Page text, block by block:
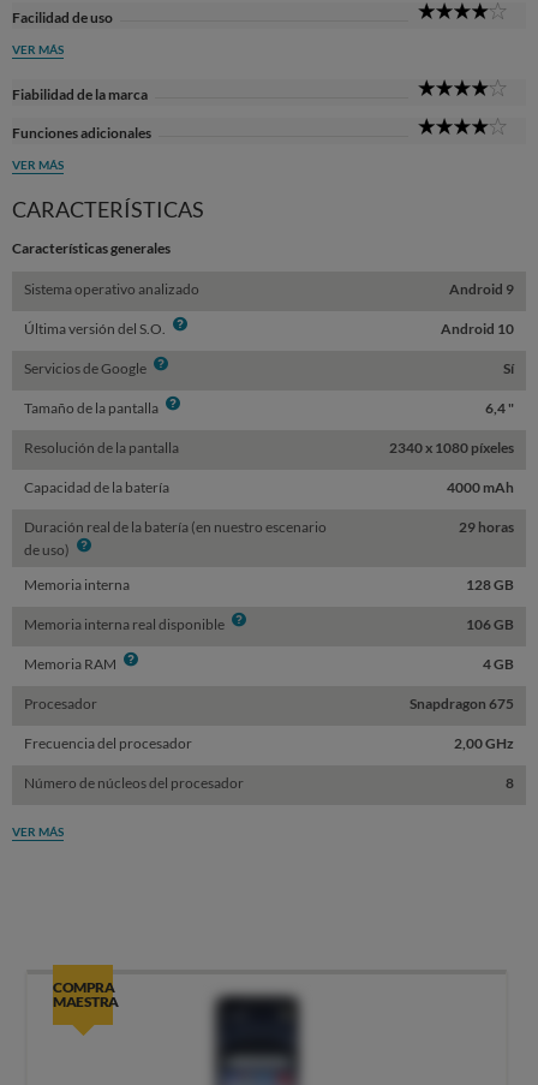
Facilidad de uso
VER MÁS
Fiabilidad de la marca
Funciones adicionales
VER MÁS
CARACTERÍSTICAS
Características generales
Sistema operativo analizado Android 9
Última versión del S.O. Info Android 10
Servicios de Google Info Sí
Tamaño de la pantalla Info 6,4 "
Resolución de la pantalla 2340 x 1080 píxeles
Capacidad de la batería 4000 mAh
Duración real de la batería (en nuestro escenario
de uso) Info
29 horas
Memoria interna 128 GB
Memoria interna real disponible Info 106 GB
Memoria RAM Info 4 GB
Procesador Snapdragon 675
Frecuencia del procesador 2,00 GHz
Número de núcleos del procesador 8
VER MÁS
COMPRA
MAESTRA